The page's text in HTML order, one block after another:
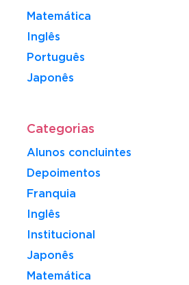
Matemática
Inglês
Português
​Japonês
Categorias
Alunos concluintes
Depoimentos
Franquia
Inglês
Institucional
Japonês
Matemática